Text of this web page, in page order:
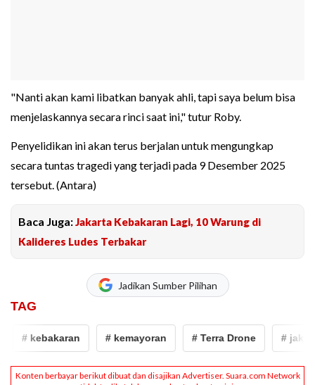
"Nanti akan kami libatkan banyak ahli, tapi saya belum bisa
menjelaskannya secara rinci saat ini," tutur Roby.
Penyelidikan ini akan terus berjalan untuk mengungkap
secara tuntas tragedi yang terjadi pada 9 Desember 2025
tersebut. (Antara)
Baca Juga:Jakarta Kebakaran Lagi, 10 Warung di
Kalideres Ludes Terbakar
Jadikan Sumber Pilihan
TAG
# kebakaran # kemayoran # Terra Drone #